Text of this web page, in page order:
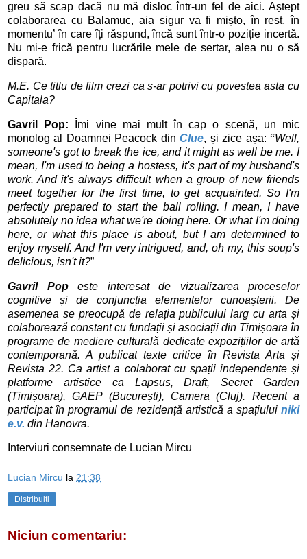
greu să scap dacă nu mă disloc într-un fel de aici. Aștept
colaborarea cu Balamuc, aia sigur va fi mișto, în rest, în
momentu’ în care îți răspund, încă sunt într-o poziție incertă.
Nu mi-e frică pentru lucrările mele de sertar, alea nu o să
dispară.
M.E. Ce titlu de film crezi ca s-ar potrivi cu povestea asta cu
Capitala?
Gavril Pop:
Îmi vine mai mult în cap o scenă, un mic
monolog al Doamnei Peacock dinClue, și zice așa:“Well,
someone's got to breakthe ice, and it might as well be me. I
mean, I'm used to being a hostess, it's part of my husband's
work. And it's always difficult when a group of new friends
meettogether for the first time, to get acquainted. So I'm
perfectly prepared to startthe ball rolling. I mean, I have
absolutely no idea what we're doing here. Or what I'm doing
here, or what this place is about, but I am determined to
enjoy myself. And I'm very intrigued, and, oh my, this soup's
delicious, isn't it?”
Gavril Pop este interesat de vizualizarea proceselor
cognitive și de conjuncția elementelor cunoașterii. De
asemenea se preocupă de relația publicului larg cu arta și
colaborează constant cu fundații și asociații din Timișoara în
programe de mediere
contemporană. A publicat texte critice în Revista Arta și
Revista 22. Ca artist a colaborat cu spații independente și
(Timișoara), GAEP (București), Camera (Cluj). Recent a
participat în programul de rezidență artistică a spațiului niki
e.v. din Hanovra.
Interviuri consemnate de Lucian Mircu
Lucian Mircu la 21:38
Distribuiți
Niciun comentariu: